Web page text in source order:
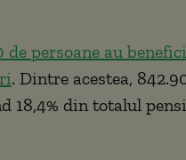
de persoane au
. Dintre acestea,
18,4% din totalul